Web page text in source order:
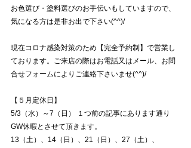
お色選び・塗料選びのお手伝いもしていますので、
気になる方は是非お出で下さい(^^)/
現在コロナ感染対策のため【完全予約制】で営業し
ております。ご来店の際はお電話又はメール、お問
合せフォームによりご連絡下さいませ(^^)/
【５月定休日】
5/3（水）～7（日） １つ前の記事にあります通り
GW休暇とさせて頂きます。
13（土）、14（日）、21（日）、27（土）、